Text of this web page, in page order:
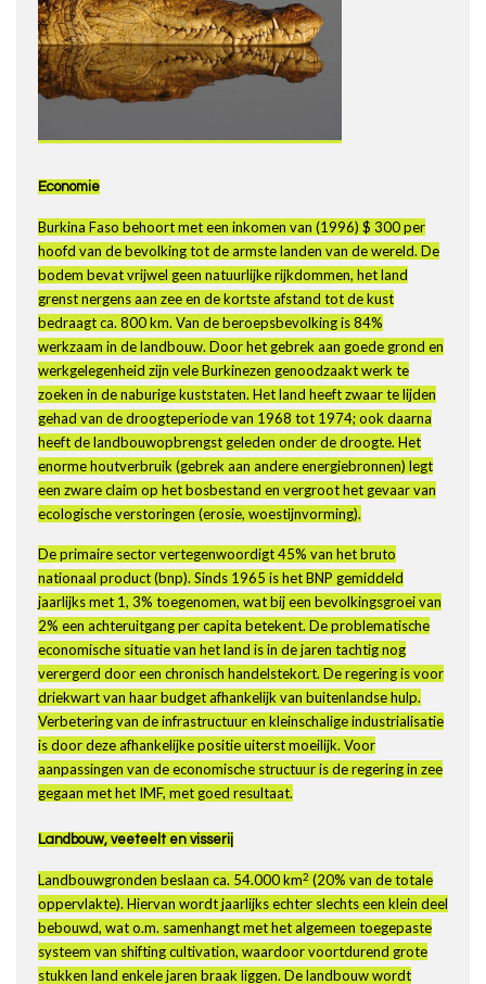
Economie
Burkina Faso behoort met een inkomen van (1996) $ 300 per
hoofd van de bevolking tot de armste landen van de wereld. De
bodem bevat vrijwel geen natuurlijke rijkdommen, het land
grenst nergens aan zee en de kortste afstand tot de kust
bedraagt ca. 800 km. Van de beroepsbevolking is 84%
werkzaam in de landbouw. Door het gebrek aan goede grond en
werkgelegenheid zijn vele Burkinezen genoodzaakt werk te
zoeken in de naburige kuststaten. Het land heeft zwaar te lijden
gehad van de droogteperiode van 1968 tot 1974; ook daarna
heeft de landbouwopbrengst geleden onder de droogte. Het
enorme houtverbruik (gebrek aan andere energiebronnen) legt
een zware claim op het bosbestand en vergroot het gevaar van
ecologische verstoringen (erosie, woestijnvorming).
De primaire sector vertegenwoordigt 45% van het bruto
nationaal product (bnp). Sinds 1965 is het BNP gemiddeld
jaarlijks met 1, 3% toegenomen, wat bij een bevolkingsgroei van
2% een achteruitgang per capita betekent. De problematische
economische situatie van het land is in de jaren tachtig nog
verergerd door een chronisch handelstekort. De regering is voor
driekwart van haar budget afhankelijk van buitenlandse hulp.
Verbetering van de infrastructuur en kleinschalige industrialisatie
is door deze afhankelijke positie uiterst moeilijk. Voor
aanpassingen van de economische structuur is de regering in zee
gegaan met het IMF, met goed resultaat.
Landbouw, veeteelt en visserij
Landbouwgronden beslaan ca. 54.000 km2 (20% van de totale
oppervlakte). Hiervan wordt jaarlijks echter slechts een klein deel
bebouwd, wat o.m. samenhangt met het algemeen toegepaste
systeem van shifting cultivation, waardoor voortdurend grote
stukken land enkele jaren braak liggen. De landbouw wordt